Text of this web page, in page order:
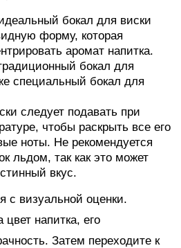
бокал для виски
форму, которая
аромат напитка.
бокал для
специальный бокал для
следует подавать при
чтобы раскрыть все его
ноты. Не рекомендуется
льдом, так как это может
вкус.
с визуальной оценки.
напитка, его
Затем переходите к